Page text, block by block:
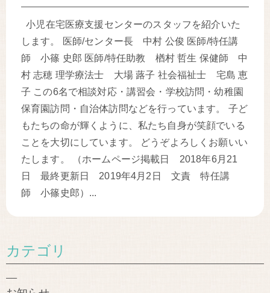
小児在宅医療支援センターのスタッフを紹介いた
します。 医師/センター長 中村 公俊 医師/特任講
師 小篠 史郎 医師/特任助教 楢村 哲生 保健師 中
村 志穂 理学療法士 大場 蕗子 社会福祉士 宅島 恵
子 この6名で相談対応・講習会・学校訪問・幼稚園
保育園訪問・自治体訪問などを行っています。 子ど
もたちの命が輝くように、私たち自身が笑顔でいる
ことを大切にしています。 どうぞよろしくお願いい
たします。 （ホームページ掲載日 2018年6月21
日 最終更新日 2019年4月2日 文責 特任講
師 小篠史郎）...
カテゴリ